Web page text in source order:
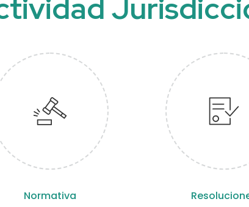
tividad Jurisdicci
Normativa